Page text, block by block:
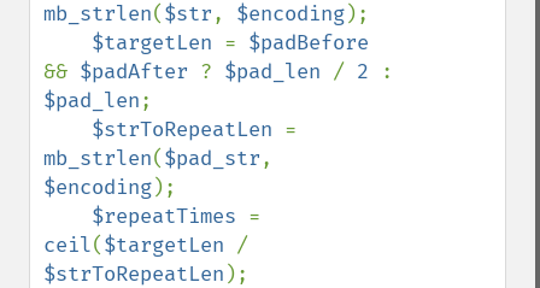
mb_strlen($str, $encoding);
$targetLen =
&& $padAfter ? $pad_len / 2
$pad_len;
$strToRepeatLen
mb_strlen($pad_str
$encoding);
$repeatTimes
ceil($targetLen
$strToRepeatLen );